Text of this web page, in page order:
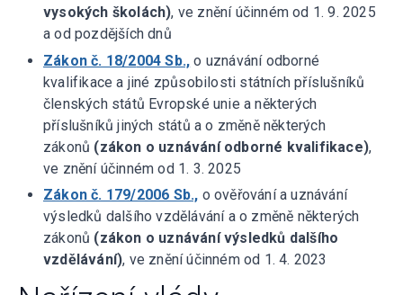
vysokých školách), ve znění účinném od 1. 9. 2025
a od pozdějších dnů
Zákon č. 18/2004 Sb., o uznávání odborné
kvalifikace a jiné způsobilosti státních příslušníků
členských států Evropské unie a některých
příslušníků jiných států a o změně některých
zákonů (zákon o uznávání odborné kvalifikace),
ve znění účinném od 1. 3. 2025
Zákon č. 179/2006 Sb., o ověřování a uznávání
výsledků dalšího vzdělávání a o změně některých
zákonů (zákon o uznávání výsledků dalšího
vzdělávání), ve znění účinném od 1. 4. 2023